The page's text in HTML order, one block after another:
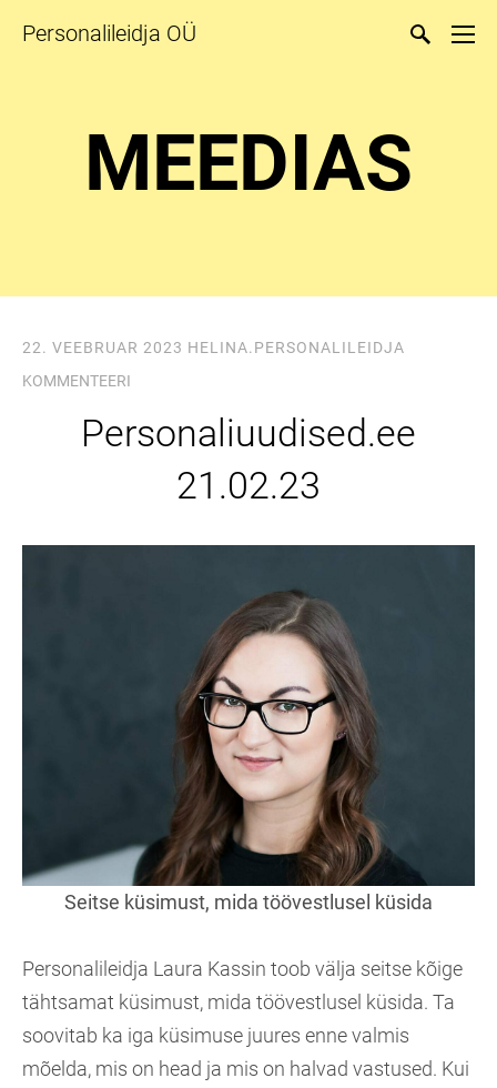
Personalileidja OÜ
MEEDIAS
22. VEEBRUAR 2023 HELINA.PERSONALILEIDJA
KOMMENTEERI
Personaliuudised.ee
21.02.23
Seitse küsimust, mida töövestlusel küsida
Personalileidja Laura Kassin toob välja seitse kõige
tähtsamat küsimust, mida töövestlusel küsida. Ta
soovitab ka iga küsimuse juures enne valmis
mõelda, mis on head ja mis on halvad vastused. Kui